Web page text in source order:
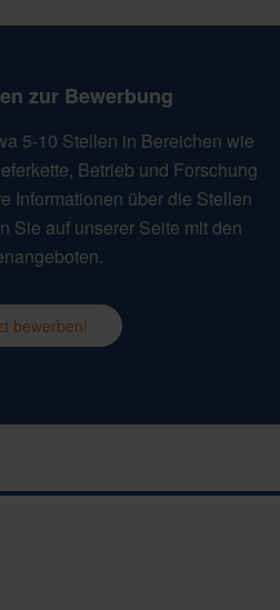
zur Bewerbung
5-10 Stellen in Bereichen wie
Betrieb und Forschung
Informationen über die Stellen
Sie auf unserer Seite mit den
bewerben!